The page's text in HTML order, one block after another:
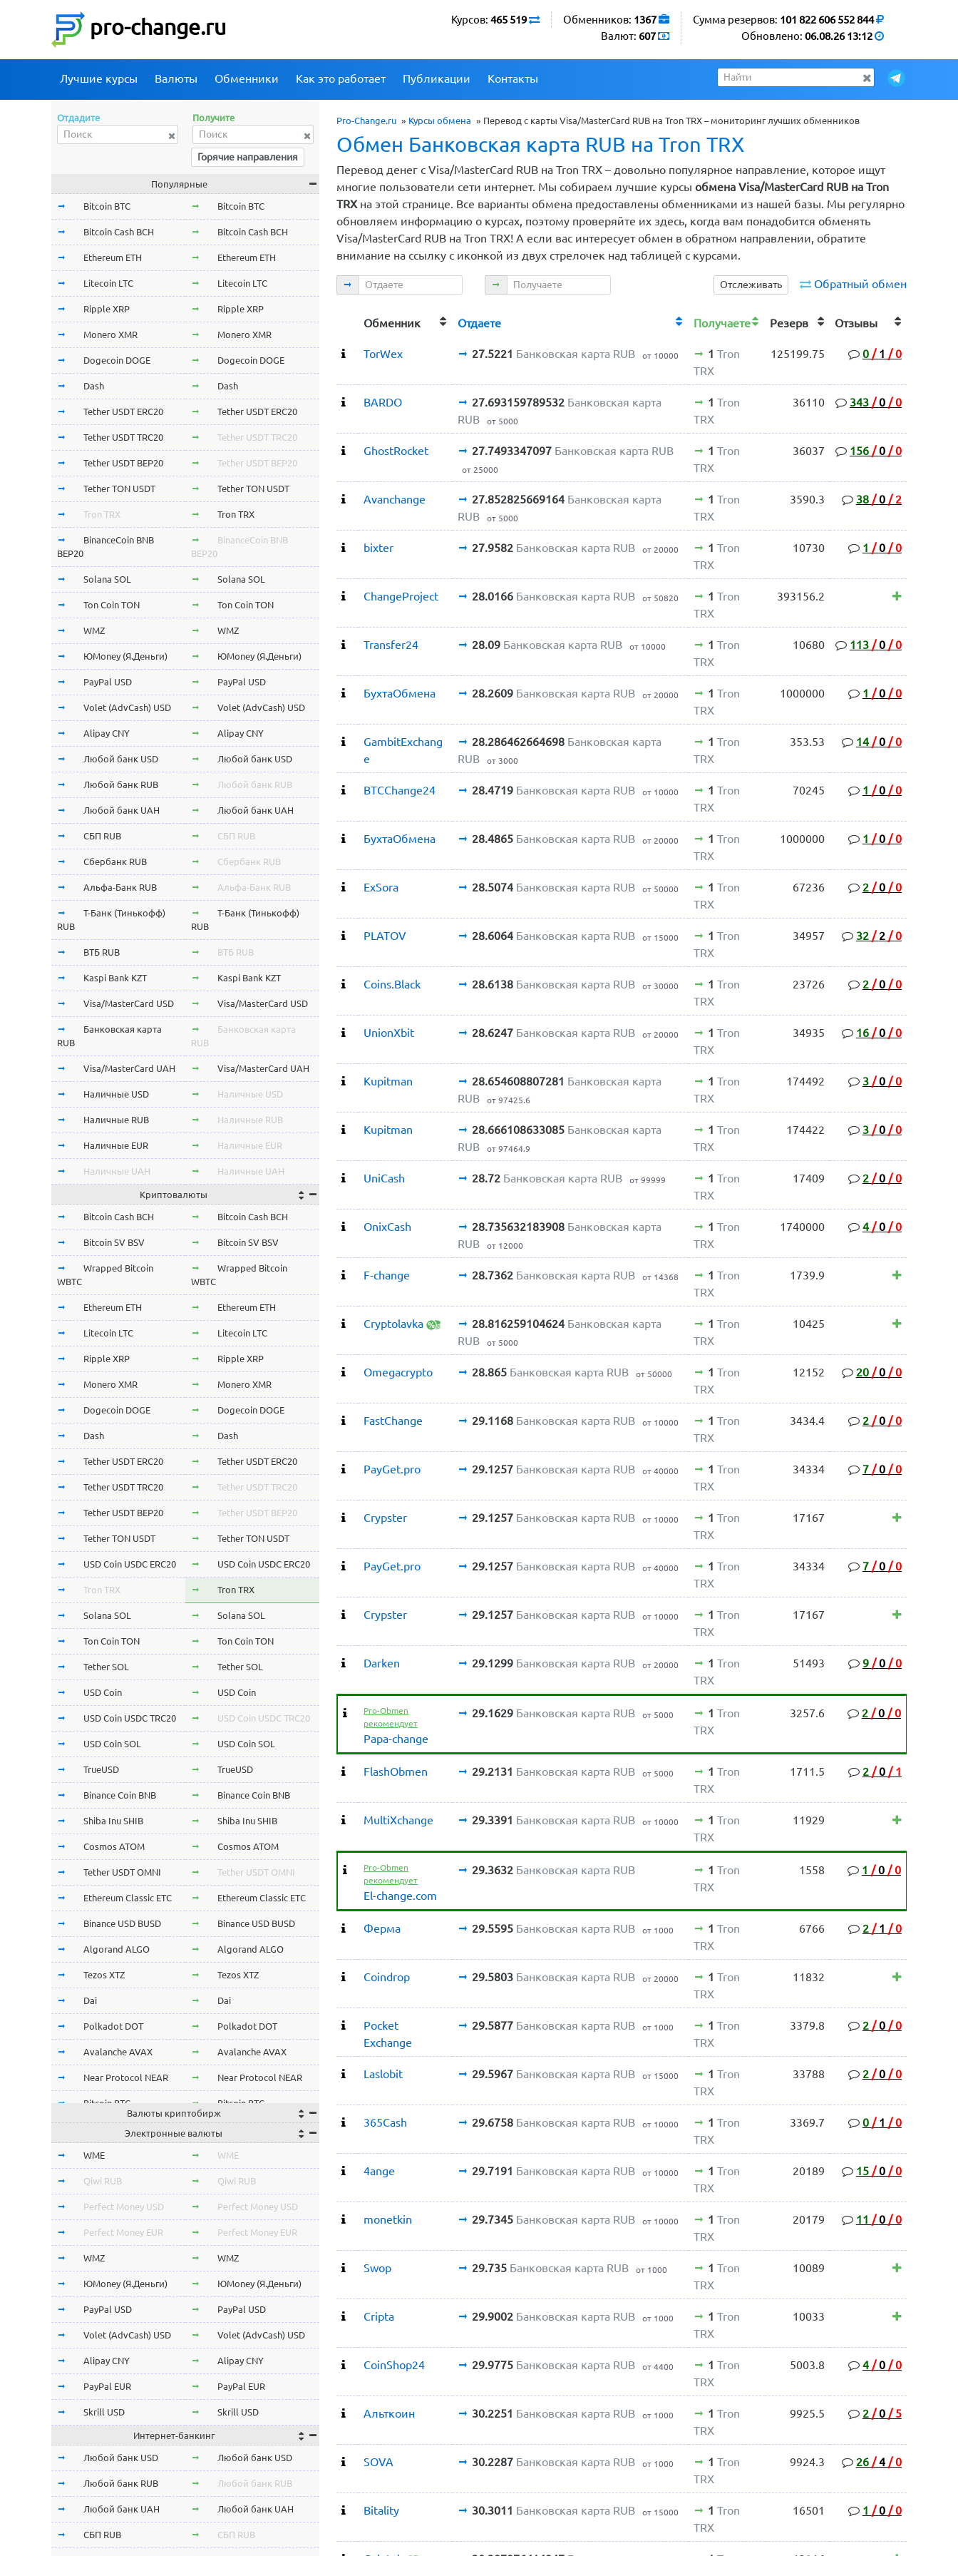
pro-change.ru Сумма резервов: 101 822 606 552 844
Обновлено: 06.08.26 13:12
Обменников: 1367
Валют: 607
Курсов: 465 519
Лучшие курсы Валюты Обменники Как это работает Публикации Контакты
Pro-Change.ru » Курсы обмена » Перевод с карты Visa/MasterCard RUB на Tron TRX – мониторинг лучших обменников
Обмен Банковская карта RUB на Tron TRX
Перевод денег с Visa/MasterCard RUB на Tron TRX – довольно популярное направление, которое ищут
многие пользователи сети интернет. Мы собираем лучшие курсы обмена Visa/MasterCard RUB на Tron
TRXна этой странице. Все варианты обмена предоставлены обменниками из нашей базы. Мы регулярно
обновляем информацию о курсах, поэтому проверяйте их здесь, когда вам понадобится обменять
Visa/MasterCard RUB на Tron TRX! А если вас интересует обмен в обратном направлении, обратите
внимание на ссылку с иконкой из двух стрелочек над таблицей с курсами.
Обратный обмен
Отслеживать
Отдаете Получаете
Обменник Отдаете Получаете Резерв Отзывы
TorWex 27.5221 Банковская карта RUB от 10000 1 Tron
TRX
125199.75 0 / 1 / 0
BARDO 27.693159789532 Банковская карта
RUB
от 5000
1 Tron
TRX
36110 343 / 0 / 0
GhostRocket 27.7493347097 Банковская карта RUB
от 25000
1 Tron
TRX
36037 156 / 0 / 0
Avanchange 27.852825669164 Банковская карта
RUB
от 5000
1 Tron
TRX
3590.3 38 / 0 / 2
bixter 27.9582 Банковская карта RUB от 20000 1 Tron
TRX
10730 1 / 0 / 0
ChangeProject 28.0166 Банковская карта RUB от 50820 1 Tron
TRX
393156.2
Transfer24 28.09 Банковская карта RUB от 10000 1 Tron
TRX
10680 113 / 0 / 0
БухтаОбмена 28.2609 Банковская карта RUB от 20000 1 Tron
TRX
1000000 1 / 0 / 0
GambitExchang
e
28.286462664698 Банковская карта
RUB
от 3000
1 Tron
TRX
353.53 14 / 0 / 0
BTCChange24 28.4719 Банковская карта RUB от 10000 1 Tron
TRX
70245 1 / 0 / 0
БухтаОбмена 28.4865 Банковская карта RUB от 20000 1 Tron
TRX
1000000 1 / 0 / 0
ExSora 28.5074 Банковская карта RUB от 50000 1 Tron
TRX
67236 2 / 0 / 0
PLATOV 28.6064 Банковская карта RUB от 15000 1 Tron
TRX
34957 32 / 2 / 0
Coins.Black 28.6138 Банковская карта RUB от 30000 1 Tron
TRX
23726 2 / 0 / 0
UnionXbit 28.6247 Банковская карта RUB от 20000 1 Tron
TRX
34935 16 / 0 / 0
Kupitman 28.654608807281 Банковская карта
RUB
от 97425.6
1 Tron
TRX
174492 3 / 0 / 0
Kupitman 28.666108633085 Банковская карта
RUB
от 97464.9
1 Tron
TRX
174422 3 / 0 / 0
UniCash 28.72 Банковская карта RUB от 99999 1 Tron
TRX
17409 2 / 0 / 0
OnixCash 28.735632183908 Банковская карта
RUB
от 12000
1 Tron
TRX
1740000 4 / 0 / 0
F-change 28.7362 Банковская карта RUB от 14368 1 Tron
TRX
1739.9
Cryptolavka 28.816259104624 Банковская карта
RUB
от 5000
1 Tron
TRX
10425
Omegacrypto 28.865 Банковская карта RUB от 50000 1 Tron
TRX
12152 20 / 0 / 0
FastChange 29.1168 Банковская карта RUB от 10000 1 Tron
TRX
3434.4 2 / 0 / 0
PayGet.pro 29.1257 Банковская карта RUB от 40000 1 Tron
TRX
34334 7 / 0 / 0
Crypster 29.1257 Банковская карта RUB от 10000 1 Tron
TRX
17167
PayGet.pro 29.1257 Банковская карта RUB от 40000 1 Tron
TRX
34334 7 / 0 / 0
Crypster 29.1257 Банковская карта RUB от 10000 1 Tron
TRX
17167
Darken 29.1299 Банковская карта RUB от 20000 1 Tron
TRX
51493 9 / 0 / 0
Pro-Obmen
рекомендует
Papa-change
29.1629 Банковская карта RUB от 5000 1 Tron
TRX
3257.6 2 / 0 / 0
FlashObmen 29.2131 Банковская карта RUB от 5000 1 Tron
TRX
1711.5 2 / 0 / 1
MultiXchange 29.3391 Банковская карта RUB от 10000 1 Tron
TRX
11929
Pro-Obmen
рекомендует
El-change.com
29.3632 Банковская карта RUB 1 Tron
TRX
1558 1 / 0 / 0
Ферма 29.5595 Банковская карта RUB от 1000 1 Tron
TRX
6766 2 / 1 / 0
Coindrop 29.5803 Банковская карта RUB от 20000 1 Tron
TRX
11832
Pocket
Exchange
29.5877 Банковская карта RUB от 1000 1 Tron
TRX
3379.8 2 / 0 / 0
Laslobit 29.5967 Банковская карта RUB от 15000 1 Tron
TRX
33788 2 / 0 / 0
365Cash 29.6758 Банковская карта RUB от 10000 1 Tron
TRX
3369.7 0 / 1 / 0
4ange 29.7191 Банковская карта RUB от 10000 1 Tron
TRX
20189 15 / 0 / 0
monetkin 29.7345 Банковская карта RUB от 10000 1 Tron
TRX
20179 11 / 0 / 0
Swop 29.735 Банковская карта RUB от 1000 1 Tron
TRX
10089
Cripta 29.9002 Банковская карта RUB от 1000 1 Tron
TRX
10033
CoinShop24 29.9775 Банковская карта RUB от 4400 1 Tron
TRX
5003.8 4 / 0 / 0
Альткоин 30.2251 Банковская карта RUB от 1000 1 Tron
TRX
9925.5 2 / 0 / 5
SOVA 30.2287 Банковская карта RUB от 1000 1 Tron
TRX
9924.3 26 / 4 / 0
Bitality 30.3011 Банковская карта RUB от 15000 1 Tron
TRX
16501 1 / 0 / 0
Отдадите Получите
Горячие направления
Популярные
Bitcoin BTC Bitcoin BTC
Bitcoin Cash BCH Bitcoin Cash BCH
Ethereum ETH Ethereum ETH
Litecoin LTC Litecoin LTC
Ripple XRP Ripple XRP
Monero XMR Monero XMR
Dogecoin DOGE Dogecoin DOGE
Dash Dash
Tether USDT ERC20 Tether USDT ERC20
Tether USDT TRC20 Tether USDT TRC20
Tether USDT BEP20 Tether USDT BEP20
Tether TON USDT Tether TON USDT
Tron TRX Tron TRX
BinanceCoin BNB
BEP20
BinanceCoin BNB
BEP20
Solana SOL Solana SOL
Ton Coin TON Ton Coin TON
WMZ WMZ
ЮMoney (Я.Деньги) ЮMoney (Я.Деньги)
PayPal USD PayPal USD
Volet (AdvCash) USD Volet (AdvCash) USD
Alipay CNY Alipay CNY
Любой банк USD Любой банк USD
Любой банк RUB Любой банк RUB
Любой банк UAH Любой банк UAH
СБП RUB СБП RUB
Сбербанк RUB Сбербанк RUB
Альфа-Банк RUB Альфа-Банк RUB
Т-Банк (Тинькофф)
RUB
Т-Банк (Тинькофф)
RUB
ВТБ RUB ВТБ RUB
Kaspi Bank KZT Kaspi Bank KZT
Visa/MasterCard USD Visa/MasterCard USD
Банковская карта
RUB
Банковская карта
RUB
Visa/MasterCard UAH Visa/MasterCard UAH
Наличные USD Наличные USD
Наличные RUB Наличные RUB
Наличные EUR Наличные EUR
Наличные UAH Наличные UAH
Криптовалюты
Bitcoin Cash BCH Bitcoin Cash BCH
Bitcoin SV BSV Bitcoin SV BSV
Wrapped Bitcoin
WBTC
Wrapped Bitcoin
WBTC
Ethereum ETH Ethereum ETH
Litecoin LTC Litecoin LTC
Ripple XRP Ripple XRP
Monero XMR Monero XMR
Dogecoin DOGE Dogecoin DOGE
Dash Dash
Tether USDT ERC20 Tether USDT ERC20
Tether USDT TRC20 Tether USDT TRC20
Tether USDT BEP20 Tether USDT BEP20
Tether TON USDT Tether TON USDT
USD Coin USDC ERC20 USD Coin USDC ERC20
Tron TRX Tron TRX
Solana SOL Solana SOL
Ton Coin TON Ton Coin TON
Tether SOL Tether SOL
USD Coin USD Coin
USD Coin USDC TRC20 USD Coin USDC TRC20
USD Coin SOL USD Coin SOL
TrueUSD TrueUSD
Binance Coin BNB Binance Coin BNB
Shiba Inu SHIB Shiba Inu SHIB
Cosmos ATOM Cosmos ATOM
Tether USDT OMNI Tether USDT OMNI
Ethereum Classic ETC Ethereum Classic ETC
Binance USD BUSD Binance USD BUSD
Algorand ALGO Algorand ALGO
Tezos XTZ Tezos XTZ
Dai Dai
Polkadot DOT Polkadot DOT
Avalanche AVAX Avalanche AVAX
Near Protocol NEAR Near Protocol NEAR
Bitcoin BTC Bitcoin BTC
Terra LUNA
Cardano ADA Cardano ADA
OmiseGo OMG OmiseGo OMG
Verge XVG Verge XVG
BitTorrent BTT BitTorrent BTT
Stellar Lumens XLM Stellar Lumens XLM
EOS EOS
NEO NEO
ChainLink LINK ChainLink LINK
Qtum Qtum
Iota MIOTA Iota MIOTA
Waves Waves
Zcash ZEC Zcash ZEC
Ontology ONT Ontology ONT
0x ZRX 0x ZRX
VeChain VET VeChain VET
Валюты криптобирж
Электронные валюты
WME WME
Qiwi RUB Qiwi RUB
Perfect Money USD Perfect Money USD
Perfect Money EUR Perfect Money EUR
WMZ WMZ
ЮMoney (Я.Деньги) ЮMoney (Я.Деньги)
PayPal USD PayPal USD
Volet (AdvCash) USD Volet (AdvCash) USD
Alipay CNY Alipay CNY
PayPal EUR PayPal EUR
Skrill USD Skrill USD
Volet (AdvCash) RUB Volet (AdvCash) RUB
Volet (AdvCash) EUR Volet (AdvCash) EUR
Volet (AdvCash) KZT Volet (AdvCash) KZT
ePayments USD ePayments USD
Интернет-банкинг
Любой банк USD Любой банк USD
Любой банк RUB Любой банк RUB
Любой банк UAH Любой банк UAH
СБП RUB СБП RUB